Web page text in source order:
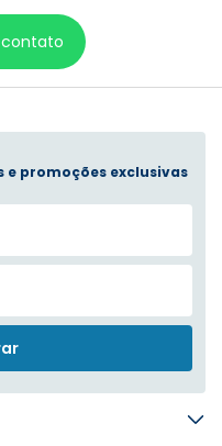
e promoções exclusivas